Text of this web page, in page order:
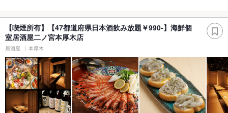
【喫煙所有】【47都道府県日本酒飲み放題￥990-】海鮮個
室居酒屋二ノ宮本厚木店
居酒屋 本厚木